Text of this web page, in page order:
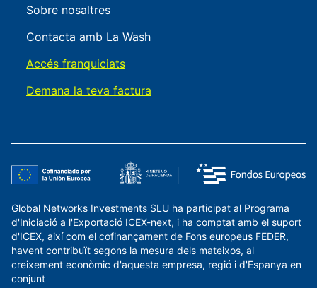
Sobre nosaltres
Contacta amb La Wash
Accés franquiciats
Demana la teva factura
Global Networks Investments SLU ha participat al Programa
d'Iniciació a l'Exportació ICEX-next, i ha comptat amb el suport
d'ICEX, així com el cofinançament de Fons europeus FEDER,
havent contribuït segons la mesura dels mateixos, al
creixement econòmic d'aquesta empresa, regió i d'Espanya en
conjunt